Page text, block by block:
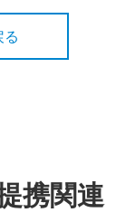
る
携関連